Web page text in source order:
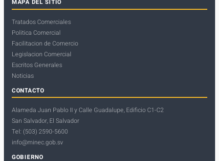
MAPA DEL SITIO
Tratados Comerciales
Politica Comercial
Facilitacion de Comercio
Legislacion Comercial
Escritos Generales
Noticias
CONTACTO
Alameda Juan Pablo II y Calle Guadalupe, Edificio C1-C2
San Salvador, El Salvador
Tel: (503) 2590-5600
info@minec.gob.sv
GOBIERNO